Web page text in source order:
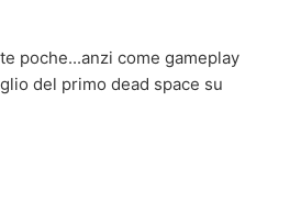
poche...anzi come gameplay
del primo dead space su